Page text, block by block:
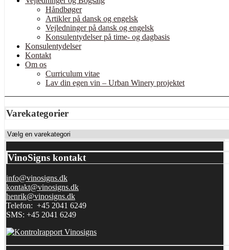
Håndbøger
Artikler på dansk og engelsk
Vejledninger på dansk og engelsk
Konsulentydelser på time- og dagbasis
Konsulentydelser
Kontakt
Om os
Curriculum vitae
Lav din egen vin – Urban Winery projektet
Varekategorier
VinoSigns kontakt
info@vinosigns.dk
kontakt@vinosigns.dk
henrik@vinosigns.dk
Telefon: +45 2041 6249
SMS: +45 2041 6249